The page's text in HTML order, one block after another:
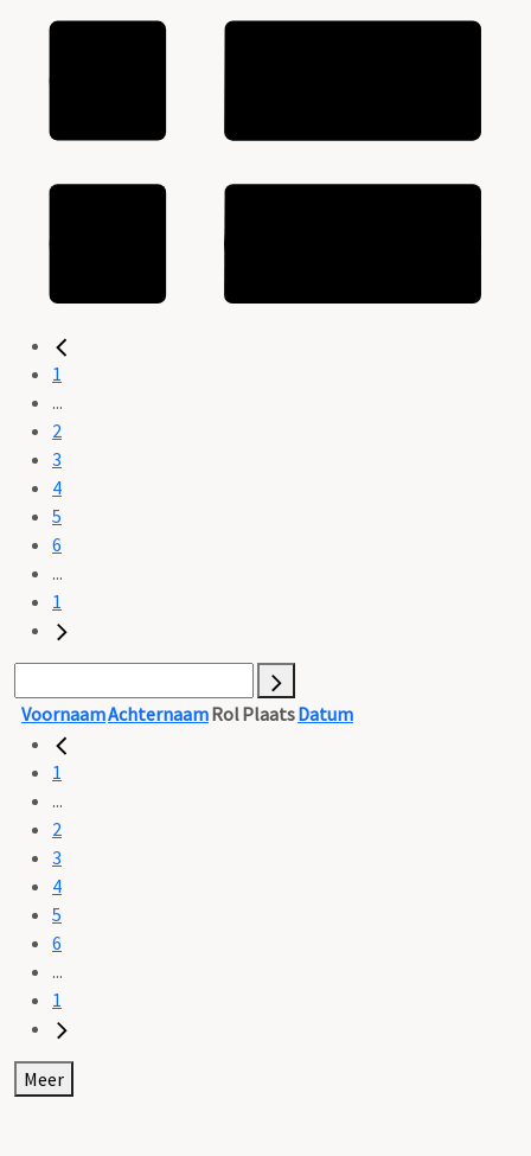
1
...
2
3
4
5
6
...
1
VoornaamAchternaamRolPlaatsDatum
1
...
2
3
4
5
6
...
1
Meer